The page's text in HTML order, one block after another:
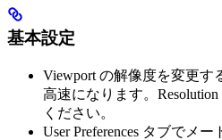
基本設定
Viewport の解像度を変更す
高速になります。
ください。
User Preferences タブでメ